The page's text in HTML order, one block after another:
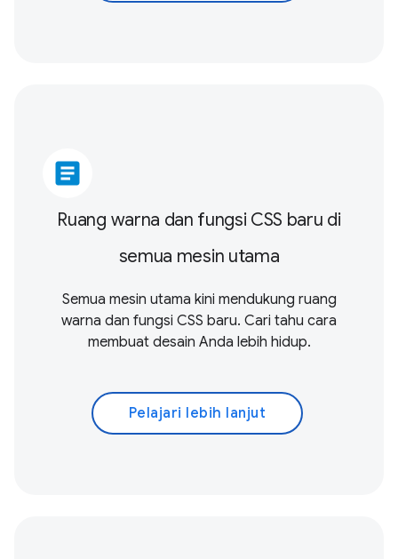
article
Ruang warna dan fungsi CSS baru di
semua mesin utama
Semua mesin utama kini mendukung ruang
warna dan fungsi CSS baru. Cari tahu cara
membuat desain Anda lebih hidup.
Pelajari lebih lanjut